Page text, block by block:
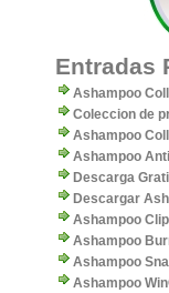
Entradas
Ashampoo
Coleccion de
Ashampoo
Ashampoo
Descarga
Descargar
Ashampoo
Ashampoo
Ashampoo
Ashampoo